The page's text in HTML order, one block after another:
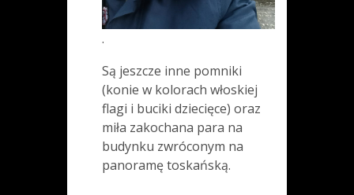
.
Są jeszcze inne pomniki
(konie w kolorach włoskiej
flagi i buciki dziecięce) oraz
miła zakochana para na
budynku zwróconym na
panoramę toskańską.